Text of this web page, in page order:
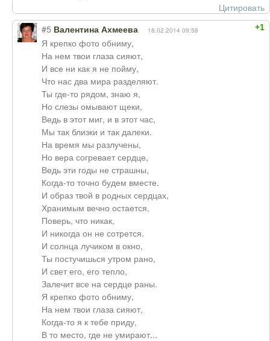
Цитировать
+1
#5 Валентина Ахмеева 18.02.2014 09:58
Я крепко фото обниму,
На нем твои глаза сияют,
И все ни как я не пойму,
Что нас два мира разделяют.
Ты где-то рядом, знаю я,
Но слезы омывают щеки,
Ведь в этот миг, и в этот час,
Мы так близки и так далеки.
На время мы разлучены,
Но вера согревает сердце,
Ведь эти годы не страшны,
Когда-то точно будем вместе.
И образ твой в родных сердцах,
Хранимым вечно остается,
Поверь, что никак,
И никогда он не сотрется.
И солнца лучиком в окно,
Ты постучишься утром рано,
И свет его, его тепло,
Залечит все на сердце раны.
Я крепко фото обниму,
На нем твои глаза сияют,
Когда-то я к тебе приду,
В то место, где не умирают...